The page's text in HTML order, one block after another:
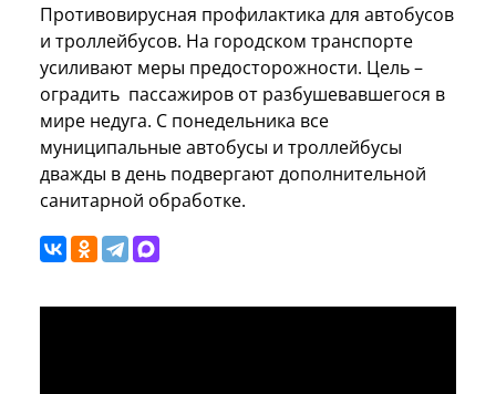
Противовирусная профилактика для автобусов
и троллейбусов. На городском транспорте
усиливают меры предосторожности. Цель –
оградить пассажиров от разбушевавшегося в
мире недуга. С понедельника все
муниципальные автобусы и троллейбусы
дважды в день подвергают дополнительной
санитарной обработке.